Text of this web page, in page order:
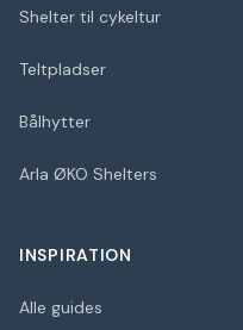
Shelter til cykeltur
Teltpladser
Bålhytter
Arla ØKO Shelters
INSPIRATION
Alle guides